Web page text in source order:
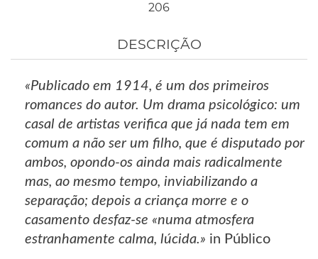
206
DESCRIÇÃO
«Publicado em 1914, é um dos primeiros
romances do autor. Um drama psicológico: um
casal de artistas verifica que já nada tem em
comum a não ser um filho, que é disputado por
ambos, opondo-os ainda mais radicalmente
mas, ao mesmo tempo, inviabilizando a
separação; depois a criança morre e o
casamento desfaz-se «numa atmosfera
estranhamente calma, lúcida.» in Público